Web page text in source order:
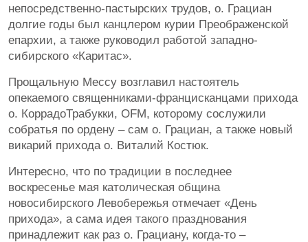
непосредственно-пастырских трудов, о. Грациан
долгие годы был канцлером курии Преображенской
епархии, а также руководил работой западно-
сибирского «Каритас».
Прощальную Мессу возглавил настоятель
опекаемого священниками-францисканцами прихода
о. КоррадоТрабукки, OFM, которому сослужили
собратья по ордену – сам о. Грациан, а также новый
викарий прихода о. Виталий Костюк.
Интересно, что по традиции в последнее
воскресенье мая католическая община
новосибирского Левобережья отмечает «День
прихода», а сама идея такого празднования
принадлежит как раз о. Грациану, когда-то –